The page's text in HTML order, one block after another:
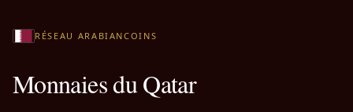
RÉSEAU ARABIANCOINS
Monnaies du Qatar